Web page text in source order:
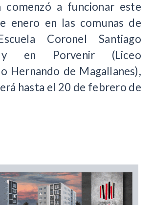
comenzó a funcionar este
enero en las comunas de
Coronel Santiago
y en Porvenir (Liceo
Hernando de Magallanes),
hasta el 20 de febrero de